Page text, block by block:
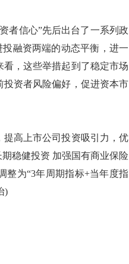
信心”先后出台了一系列政
融资两端的动态平衡，进一
，这些举措起到了稳定市场
资者风险偏好，促进资本市
高上市公司投资吸引力，优
稳健投资 加强国有商业保险
整为“3年周期指标+当年度指
)